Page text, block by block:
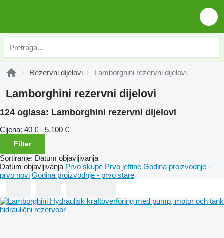
Rezervni dijelovi Lamborghini rezervni dijelovi
Lamborghini rezervni dijelovi
124 oglasa: Lamborghini rezervni dijelovi
Cijena: 40 € - 5.100 €
Filter
Sortiranje: Datum objavljivanja
Datum objavljivanja Prvo skupe Prvo jeftine Godina proizvodnje -
prvo novi Godina proizvodnje - prvo stare